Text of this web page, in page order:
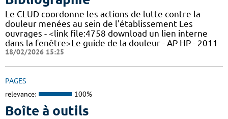
Le CLUD coordonne les actions de lutte contre la
douleur menées au sein de l'établissement Les
ouvrages - <link file:4758 download un lien interne
dans la fenêtre>Le guide de la douleur - AP HP - 2011
18/02/2026 15:25
PAGES
relevance: 100%
Boîte à outils